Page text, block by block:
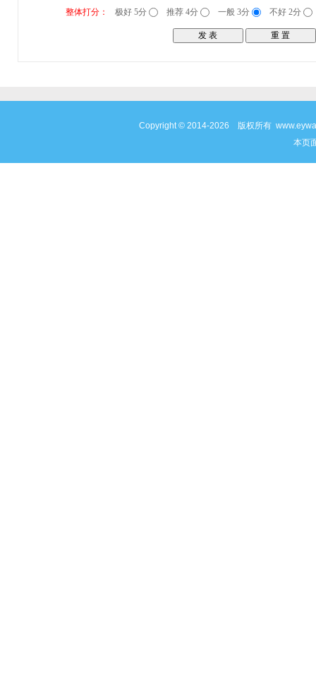
整体打分： 极好 5分 推荐 4分 一般 3分 不好 2分
Copyright © 2014-2026 版权所有
本页